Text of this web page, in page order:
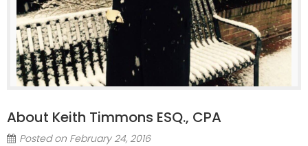
About Keith Timmons ESQ., CPA
Posted on February 24, 2016